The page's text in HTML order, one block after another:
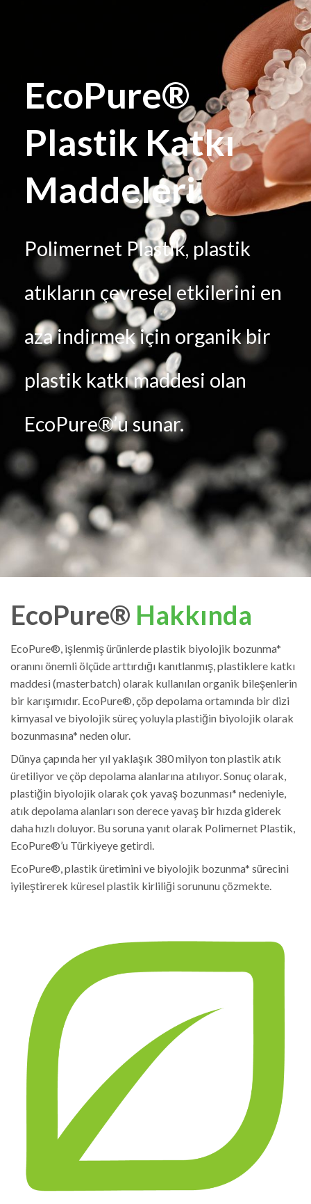
EcoPure®
Plastik Katkı
Maddeleri
Polimernet Plastik, plastik
atıkların çevresel etkilerini en
aza indirmek için organik bir
plastik katkı maddesi olan
EcoPure®’u sunar.
EcoPure® Hakkında
EcoPure®, işlenmiş ürünlerde plastik biyolojik bozunma*
oranını önemli ölçüde arttırdığı kanıtlanmış, plastiklere katkı
maddesi (masterbatch) olarak kullanılan organik bileşenlerin
bir karışımıdır. EcoPure®, çöp depolama ortamında bir dizi
kimyasal ve biyolojik süreç yoluyla plastiğin biyolojik olarak
bozunmasına* neden olur.
Dünya çapında her yıl yaklaşık 380 milyon ton plastik atık
üretiliyor ve çöp depolama alanlarına atılıyor. Sonuç olarak,
plastiğin biyolojik olarak çok yavaş bozunması* nedeniyle,
atık depolama alanları son derece yavaş bir hızda giderek
daha hızlı doluyor. Bu soruna yanıt olarak Polimernet Plastik,
EcoPure®’u Türkiyeye getirdi.
EcoPure®, plastik üretimini ve biyolojik bozunma* sürecini
iyileştirerek küresel plastik kirliliği sorununu çözmekte.